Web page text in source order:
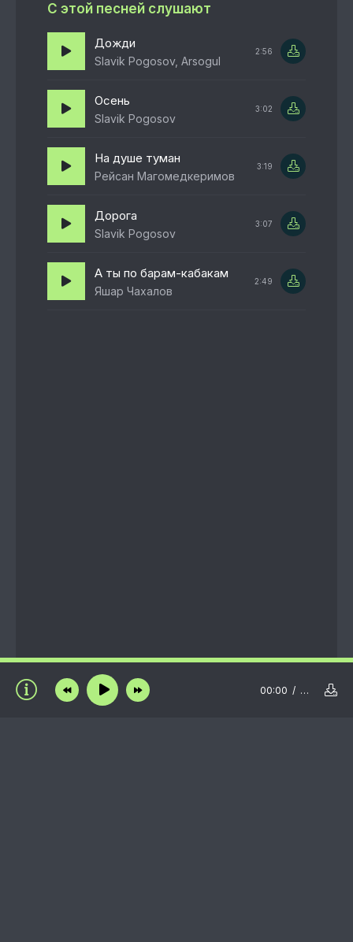
С этой песней слушают
Дожди
Slavik Pogosov, Arsogul
2:56
Осень
Slavik Pogosov
3:02
На душе туман
Рейсан Магомедкеримов
3:19
Дорога
Slavik Pogosov
3:07
А ты по барам-кабакам
Яшар Чахалов
2:49
00:00 …